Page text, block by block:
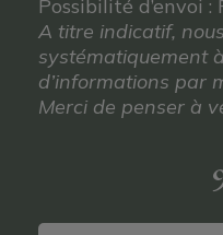
Possibilité d’envoi
A titre indicatif,
systématiquement
d’informations par
Merci de penser à